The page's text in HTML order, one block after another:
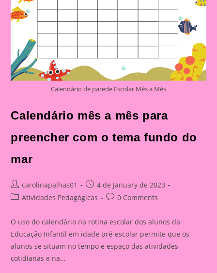
Calendário de parede Escolar Mês a Mês
Calendário mês a mês para
preencher com o tema fundo do
mar
Post
author:
carolinapalhas01
Post
published:
4 de January de 2023
PostAtividades Pedagógicas
Post0 Comments
O uso do calendário na rotina escolar dos alunos da
Educação Infantil em idade pré-escolar permite que os
alunos se situam no tempo e espaço das atividades
cotidianas e na…